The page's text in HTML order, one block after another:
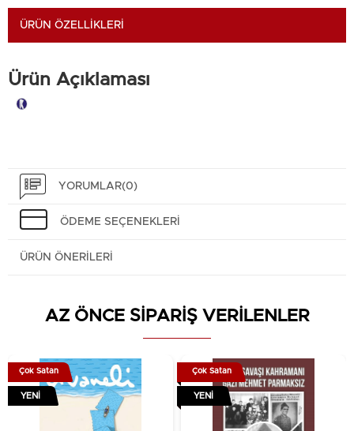
ÜRÜN ÖZELLIKLERI
Ürün Açıklaması
YORUMLAR(0)
ÖDEME SEÇENEKLERI
ÜRÜN ÖNERILERI
AZ ÖNCE SİPARİŞ VERİLENLER
Çok Satan
YENI
Çok Satan
YENI